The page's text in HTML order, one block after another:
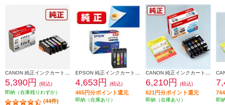
5,390円
(税込)
即納（在庫残りわずか）
(44件)
4,653円 (税込)
465円分ポイント還元
即納（在庫あり）
6,210円 (税込)
621円分ポイント還元
即納（在庫あり） 即